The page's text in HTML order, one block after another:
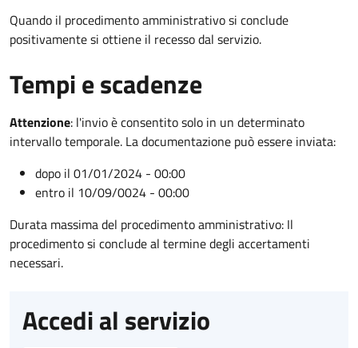
Quando il procedimento amministrativo si conclude
positivamente si ottiene il recesso dal servizio.
Tempi e scadenze
Attenzione: l'invio è consentito solo in un determinato
intervallo temporale. La documentazione può essere inviata:
dopo il 01/01/2024 - 00:00
entro il 10/09/0024 - 00:00
Durata massima del procedimento amministrativo: Il
procedimento si conclude al termine degli accertamenti
necessari.
Accedi al servizio